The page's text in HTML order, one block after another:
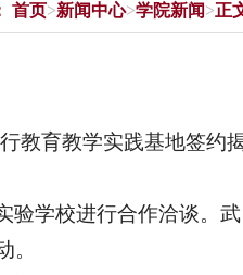
首页>新闻中心>学院新闻>正
教育教学实践基地签约
验学校进行合作洽谈。武
。